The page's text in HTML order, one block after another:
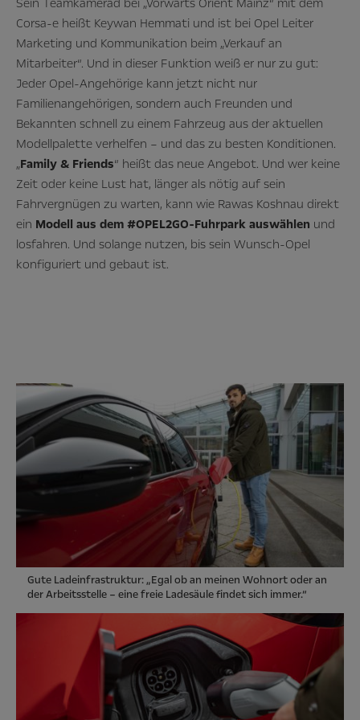
Corsa-e heißt Keywan Hemmati und ist bei Opel Leiter
Marketing und Kommunikation beim „Verkauf an
Mitarbeiter“. Und in dieser Funktion weiß er nur zu gut:
Jeder Opel-Angehörige kann jetzt nicht nur
Familienangehörigen, sondern auch Freunden und
Bekannten schnell zu einem Fahrzeug aus der aktuellen
Modellpalette verhelfen – und das zu besten Konditionen.
„Family & Friends“ heißt das neue Angebot. Und wer keine
Zeit oder keine Lust hat, länger als nötig auf sein
Fahrvergnügen zu warten, kann wie Rawas Koshnau direkt
ein Modell aus dem #OPEL2GO-Fuhrpark auswählen und
losfahren. Und solange nutzen, bis sein Wunsch-Opel
konfiguriert und gebaut ist.
Gute Ladeinfrastruktur: „Egal ob an meinen Wohnort oder an
der Arbeitsstelle – eine freie Ladesäule findet sich immer.“